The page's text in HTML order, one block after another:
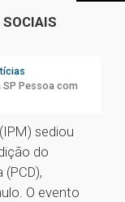
SOCIAIS
SP Pessoa com
sediou
do
O evento